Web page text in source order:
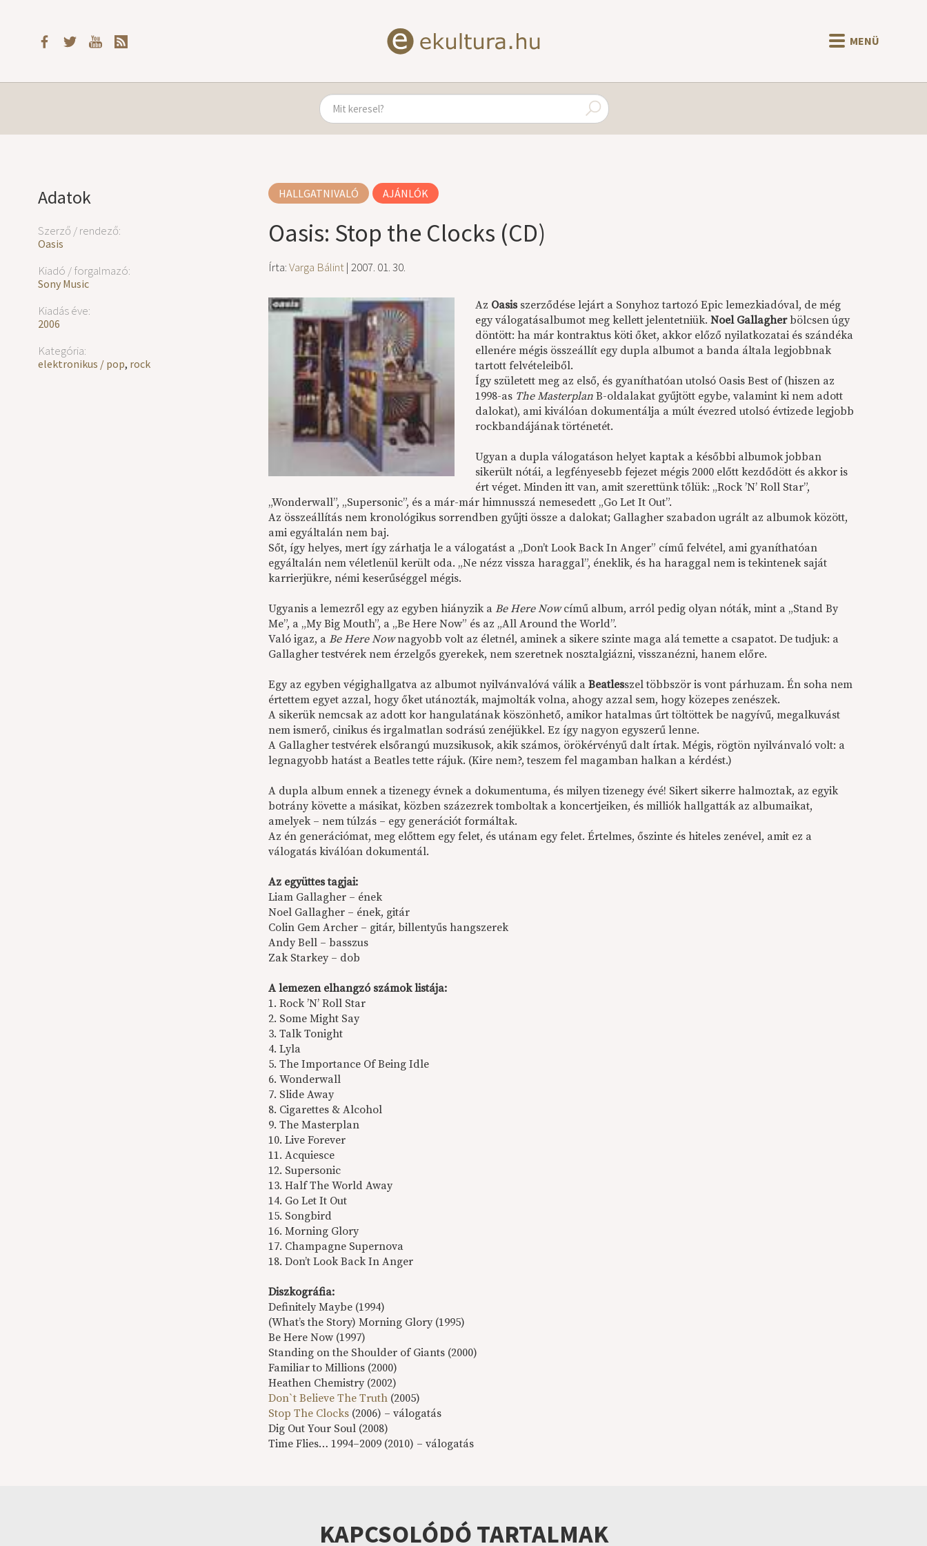
MENÜ
Adatok
Szerző / rendező:
Oasis
Kiadó / forgalmazó:
Sony Music
Kiadás éve:
2006
Kategória:
elektronikus / pop, rock
HALLGATNIVALÓ AJÁNLÓK
Oasis: Stop the Clocks (CD)
Írta:Varga Bálint| 2007. 01. 30.
Az Oasisszerződése lejárt a Sonyhoz tartozó Epic lemezkiadóval, de még
egy válogatásalbumot meg kellett jelentetniük.Noel Gallagherbölcsen úgy
döntött: ha már kontraktus köti őket, akkor előző nyilatkozatai és szándéka
ellenére mégis összeállít egy dupla albumot a banda általa legjobbnak
tartott felvételeiből.
Így született meg az első, és gyaníthatóan utolsó Oasis Best of (hiszen az
1998-as The Masterplan B-oldalakat gyűjtött egybe, valamint ki nem adott
dalokat), ami kiválóan dokumentálja a múlt évezred utolsó évtizede legjobb
rockbandájának történetét.
Ugyan a dupla válogatáson helyet kaptak a későbbi albumok jobban
sikerült nótái, a legfényesebb fejezet mégis 2000 előtt kezdődött és akkor is
ért véget. Minden itt van, amit szerettünk tőlük: „Rock ’N’ Roll Star”,
„Wonderwall”, „Supersonic”, és a már-már himnusszá nemesedett „Go Let It Out”.
Az összeállítás nem kronológikus sorrendben gyűjti össze a dalokat; Gallagher szabadon ugrált az albumok között,
ami egyáltalán nem baj.
Sőt, így helyes, mert így zárhatja le a válogatást a „Don’t Look Back In Anger” című felvétel, ami gyaníthatóan
egyáltalán nem véletlenül került oda. „Ne nézz vissza haraggal”, éneklik, és ha haraggal nem is tekintenek saját
karrierjükre, némi keserűséggel mégis.
Ugyanis a lemezről egy az egyben hiányzik aBe Here Nowcímű album, arról pedig olyan nóták, mint a „Stand By
Me”, a „My Big Mouth”, a „Be Here Now” és az „All Around the World”.
Való igaz, aBe Here Nownagyobb volt az életnél, aminek a sikere szinte maga alá temette a csapatot. De tudjuk: a
Gallagher testvérek nem érzelgős gyerekek, nem szeretnek nosztalgiázni, visszanézni, hanem előre.
Egy az egyben végighallgatva az albumot nyilvánvalóvá válik aBeatlesszel többször is vont párhuzam. Én soha nem
értettem egyet azzal, hogy őket utánozták, majmolták volna, ahogy azzal sem, hogy közepes zenészek.
A sikerük nemcsak az adott kor hangulatának köszönhető, amikor hatalmas űrt töltöttek be nagyívű, megalkuvást
nem ismerő, cinikus és irgalmatlan sodrású zenéjükkel. Ez így nagyon egyszerű lenne.
A Gallagher testvérek elsőrangú muzsikusok, akik számos, örökérvényű dalt írtak. Mégis, rögtön nyilvánvaló volt: a
legnagyobb hatást a Beatles tette rájuk. (Kire nem?, teszem fel magamban halkan a kérdést.)
A dupla album ennek a tizenegy évnek a dokumentuma, és milyen tizenegy évé! Sikert sikerre halmoztak, az egyik
botrány követte a másikat, közben százezrek tomboltak a koncertjeiken, és milliók hallgatták az albumaikat,
amelyek – nem túlzás – egy generációt formáltak.
Az én generációmat, meg előttem egy felet, és utánam egy felet. Értelmes, őszinte és hiteles zenével, amit ez a
válogatás kiválóan dokumentál.
Az együttes tagjai:
Liam Gallagher – ének
Noel Gallagher – ének, gitár
Colin Gem Archer – gitár, billentyűs hangszerek
Andy Bell – basszus
Zak Starkey – dob
A lemezen elhangzó számok listája:
1. Rock ’N’ Roll Star
2. Some Might Say
3. Talk Tonight
4. Lyla
5. The Importance Of Being Idle
6. Wonderwall
7. Slide Away
8. Cigarettes & Alcohol
9. The Masterplan
10. Live Forever
11. Acquiesce
12. Supersonic
13. Half The World Away
14. Go Let It Out
15. Songbird
16. Morning Glory
17. Champagne Supernova
18. Don’t Look Back In Anger
Diszkográfia:
Definitely Maybe (1994)
(What’s the Story) Morning Glory (1995)
Be Here Now (1997)
Standing on the Shoulder of Giants (2000)
Familiar to Millions (2000)
Heathen Chemistry (2002)
Don`t Believe The Truth (2005)
Stop The Clocks (2006) – válogatás
Dig Out Your Soul (2008)
Time Flies… 1994–2009 (2010) – válogatás
KAPCSOLÓDÓ TARTALMAK